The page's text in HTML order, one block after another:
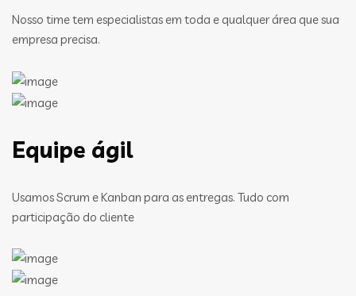
Nosso time tem especialistas em toda e qualquer área que sua
empresa precisa.
Equipe ágil
Usamos Scrum e Kanban para as entregas. Tudo com
participação do cliente